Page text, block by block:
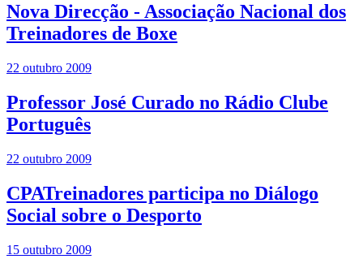
Nova Direcção - Associação Nacional dos
Treinadores de Boxe
22 outubro 2009
Professor José Curado no Rádio Clube
Português
22 outubro 2009
CPATreinadores participa no Diálogo
Social sobre o Desporto
15 outubro 2009